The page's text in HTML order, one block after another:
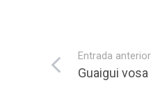
Entrada anterior
Guaigui vosa